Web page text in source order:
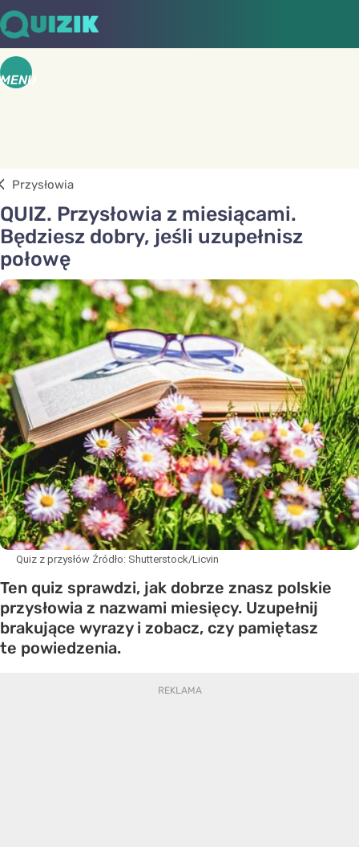
MENU
Przysłowia
QUIZ. Przysłowia z miesiącami.
Będziesz dobry, jeśli uzupełnisz
połowę
Quiz z przysłów Źródło: Shutterstock/Licvin
Ten quiz sprawdzi, jak dobrze znasz polskie
przysłowia z nazwami miesięcy. Uzupełnij
brakujące wyrazy i zobacz, czy pamiętasz
te powiedzenia.